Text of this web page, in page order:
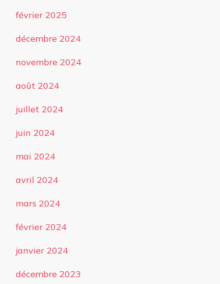
février 2025
décembre 2024
novembre 2024
août 2024
juillet 2024
juin 2024
mai 2024
avril 2024
mars 2024
février 2024
janvier 2024
décembre 2023